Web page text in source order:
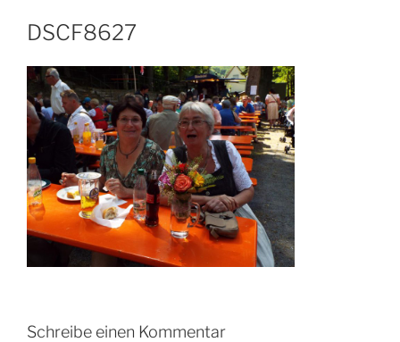
DSCF8627
Schreibe einen Kommentar